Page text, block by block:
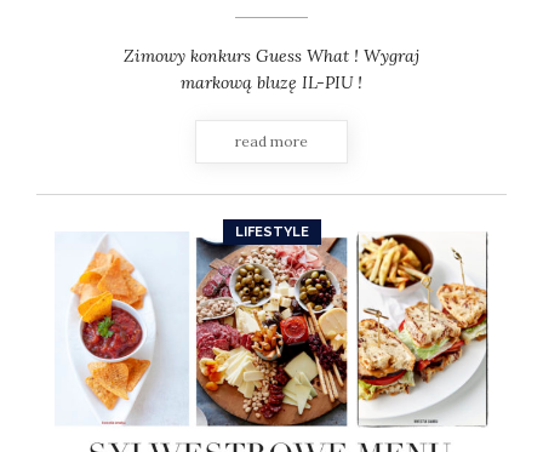
Zimowy konkurs Guess What ! Wygraj
markową bluzę IL-PIU !
read more
LIFESTYLE